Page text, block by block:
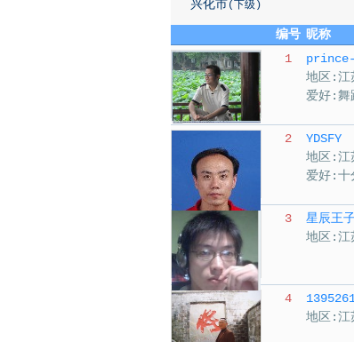
兴化市(下级)
编号 昵称
1
地区:江
爱好:舞
2 YDSFY
地区:江
爱好:十
3 星辰王
地区:江
4
地区:江